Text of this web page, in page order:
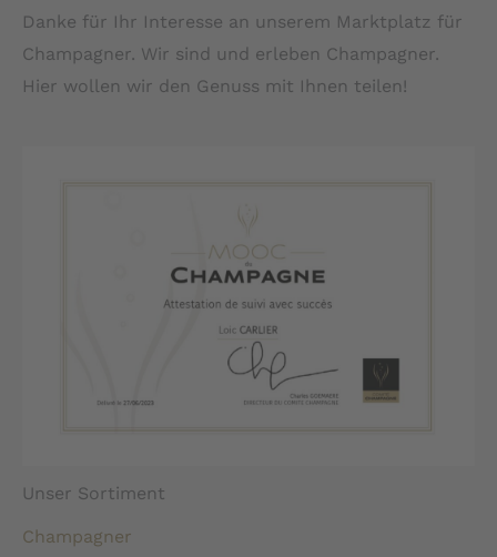
Danke für Ihr Interesse an unserem Marktplatz für
Champagner. Wir sind und erleben Champagner.
Hier wollen wir den Genuss mit Ihnen teilen!
Unser Sortiment
Champagner